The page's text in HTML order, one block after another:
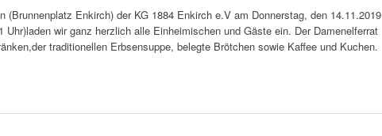
(Brunnenplatz Enkirch) der KG 1884 Enkirch e.V am Donnerstag, den 14.11.2019
Uhr)laden wir ganz herzlich alle Einheimischen und Gäste ein. Der Damenelferrat
traditionellen Erbsensuppe, belegte Brötchen sowie Kaffee und Kuchen.